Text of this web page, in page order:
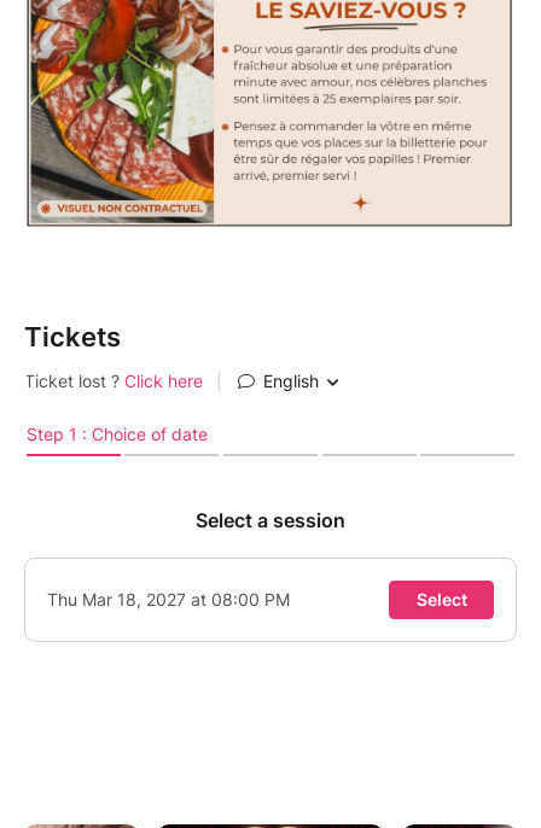
Tickets